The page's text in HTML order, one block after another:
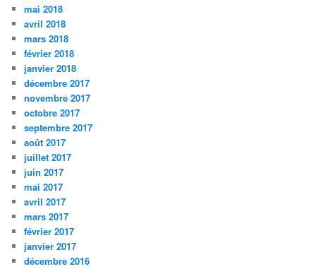
mai 2018
avril 2018
mars 2018
février 2018
janvier 2018
décembre 2017
novembre 2017
octobre 2017
septembre 2017
août 2017
juillet 2017
juin 2017
mai 2017
avril 2017
mars 2017
février 2017
janvier 2017
décembre 2016